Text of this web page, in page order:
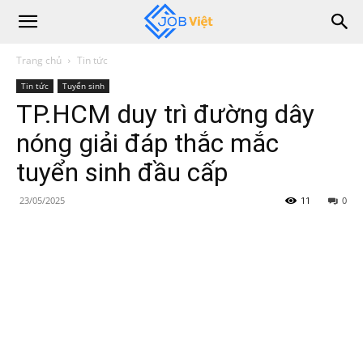
Trang chủ Tin tức
Tin tức Tuyển sinh
TP.HCM duy trì đường dây
nóng giải đáp thắc mắc
tuyển sinh đầu cấp
23/05/2025 0
11